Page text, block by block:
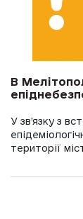
В
У зв’язку з
території